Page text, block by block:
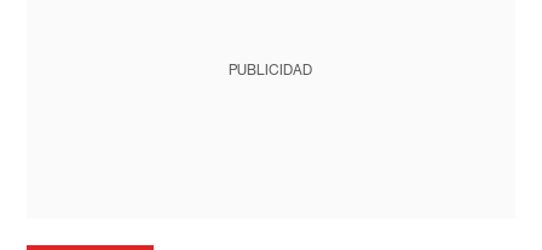
PUBLICIDAD